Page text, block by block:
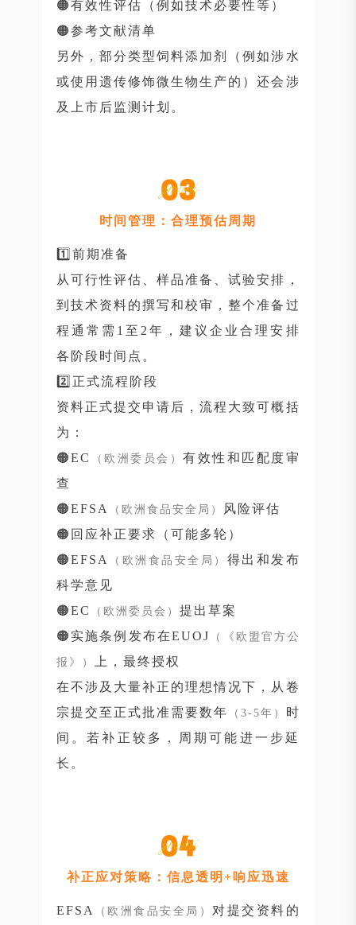
🟠有效性评估（例如技术必要性等）
🟠参考文献清单
另外，部分类型饲料添加剂（例如涉水
或使用遗传修饰微生物生产的）还会涉
及上市后监测计划。
时间管理：合理预估周期
1️⃣前期准备
从可行性评估、样品准备、试验安排，
到技术资料的撰写和校审，整个准备过
程通常需1至2年，建议企业合理安排
各阶段时间点。
2️⃣正式流程阶段
资料正式提交申请后，流程大致可概括
为：
🟠EC
（欧洲委员会） 有效性和匹配度审
查
🟠EFSA
（欧洲食品安全局）
风险评估
🟠回应补正要求（可能多轮）
🟠EFSA
（欧洲食品安全局） 得出和发布
科学意见
🟠EC
（欧洲委员会） 提出草案
🟠实施条例发布在EUOJ
（《欧盟官方公
报》）
上，最终授权
在不涉及大量补正的理想情况下，从卷
宗提交至正式批准需要数年 （3-5年） 时
间。若补正较多，周期可能进一步延
长。
补正应对策略：信息透明+响应迅速
EFSA （欧洲食品安全局） 对提交资料的